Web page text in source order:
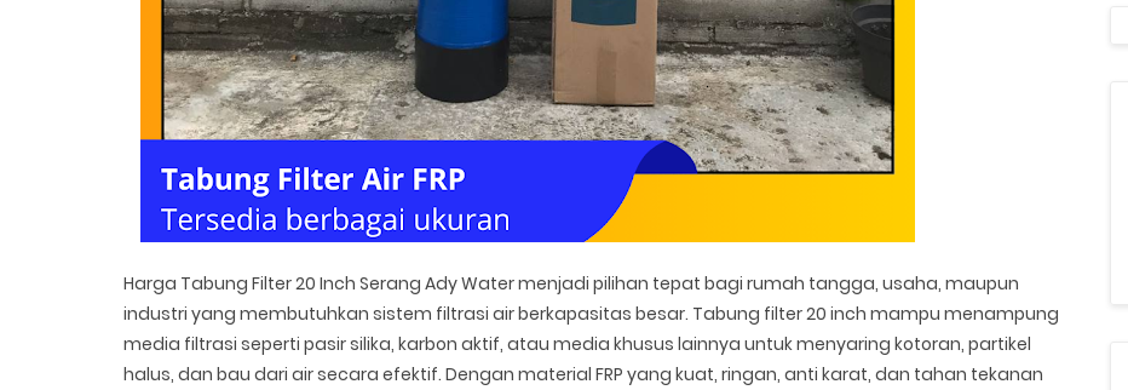
Harga Tabung Filter 20 Inch Serang Ady Water menjadi pilihan tepat bagi rumah tangga, usaha, maupun
industri yang membutuhkan sistem filtrasi air berkapasitas besar. Tabung filter 20 inch mampu menampung
media filtrasi seperti pasir silika, karbon aktif, atau media khusus lainnya untuk menyaring kotoran, partikel
halus, dan bau dari air secara efektif. Dengan material FRP yang kuat, ringan, anti karat, dan tahan tekanan